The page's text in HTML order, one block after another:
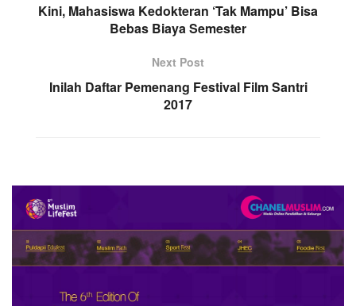
Kini, Mahasiswa Kedokteran ‘Tak Mampu’ Bisa
Bebas Biaya Semester
Next Post
Inilah Daftar Pemenang Festival Film Santri
2017